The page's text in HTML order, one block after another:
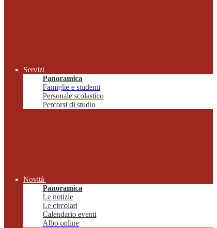
Servizi
Panoramica
Famiglie e studenti
Personale scolastico
Percorsi di studio
Novità
Panoramica
Le notizie
Le circolari
Calendario eventi
Albo online